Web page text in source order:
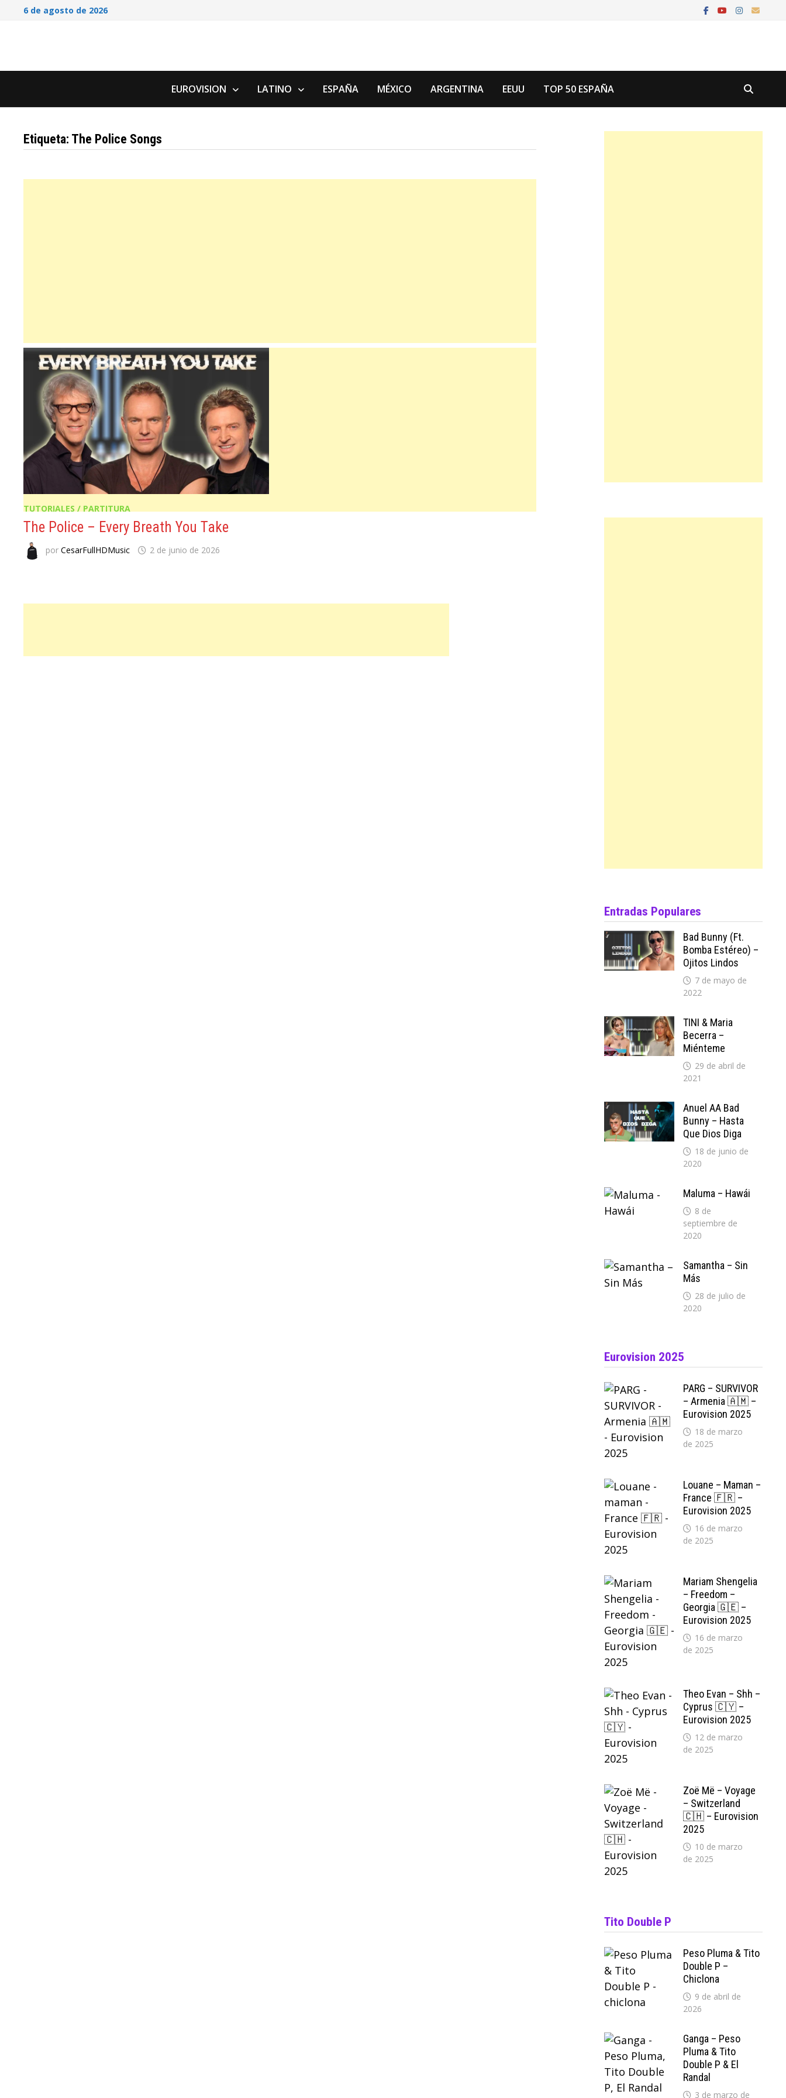
Saltar6 de agosto de 2026
EUROVISION LATINO ESPAÑA MÉXICO ARGENTINA EEUU TOP 50 ESPAÑA
Etiqueta: The Police Songs
TUTORIALES / PARTITURA
The Police – Every Breath You Take
porCesarFullHDMusic 2 de junio de 2026
Entradas Populares
Bad Bunny (ft.
Bomba Estéreo) –
Ojitos Lindos
7 de mayo de
2022
TINI & Maria
Becerra –
Miénteme
29 de abril de
2021
Anuel AA Bad
Bunny – Hasta
Que Dios Diga
18 de junio de
2020
Maluma – Hawái
8 de
septiembre de
2020
Samantha – Sin
Más
28 de julio de
2020
Eurovision 2025
PARG – SURVIVOR
– Armenia 🇦🇲 –
Eurovision 2025
18 de marzo
de 2025
Louane – Maman –
France 🇫🇷 –
Eurovision 2025
16 de marzo
de 2025
Mariam Shengelia
– Freedom –
Georgia 🇬🇪 –
Eurovision 2025
16 de marzo
de 2025
Theo Evan – Shh –
Cyprus 🇨🇾 –
Eurovision 2025
12 de marzo
de 2025
Zoë Më – Voyage
– Switzerland
🇨🇭 – Eurovision
2025
10 de marzo
de 2025
Tito Double P
Peso Pluma & Tito
Double P –
Chiclona
9 de abril de
2026
Ganga – Peso
Pluma & Tito
Double P & El
Randal
3 de marzo de